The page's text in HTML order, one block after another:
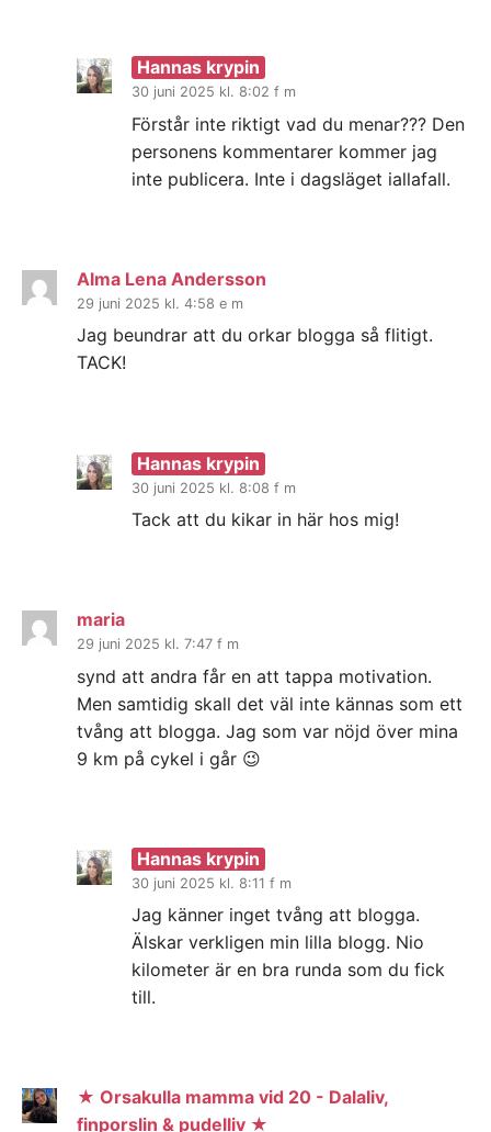
Hannas krypin
30 juni 2025 kl. 8:02 f m
Förstår inte riktigt vad du menar??? Den
personens kommentarer kommer jag
inte publicera. Inte i dagsläget iallafall.
Alma Lena Andersson
29 juni 2025 kl. 4:58 e m
Jag beundrar att du orkar blogga så flitigt.
TACK!
Hannas krypin
30 juni 2025 kl. 8:08 f m
Tack att du kikar in här hos mig!
maria
29 juni 2025 kl. 7:47 f m
synd att andra får en att tappa motivation.
Men samtidig skall det väl inte kännas som ett
tvång att blogga. Jag som var nöjd över mina
9 km på cykel i går 😉
Hannas krypin
30 juni 2025 kl. 8:11 f m
Jag känner inget tvång att blogga.
Älskar verkligen min lilla blogg. Nio
kilometer är en bra runda som du fick
till.
★ Orsakulla mamma vid 20 - Dalaliv,
finporslin & pudelliv ★